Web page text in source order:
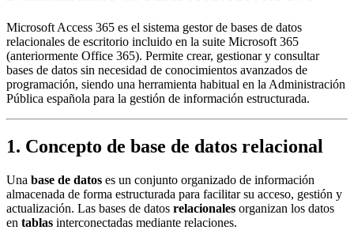
Microsoft Access 365 es el sistema gestor de bases de datos
relacionales de escritorio incluido en la suite Microsoft 365
(anteriormente Office 365). Permite crear, gestionar y consultar
bases de datos sin necesidad de conocimientos avanzados de
programación, siendo una herramienta habitual en la Administración
Pública española para la gestión de información estructurada.
1. Concepto de base de datos relacional
Una base de datos es un conjunto organizado de información
almacenada de forma estructurada para facilitar su acceso, gestión y
actualización. Las bases de datos relacionales organizan los datos
en tablas interconectadas mediante relaciones.